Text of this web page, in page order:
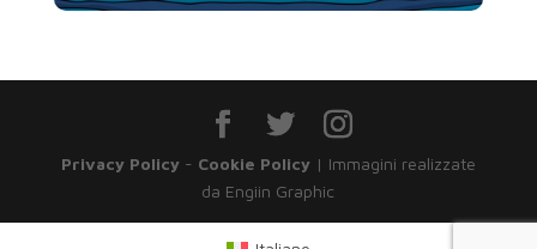
Privacy Policy- Cookie Policy| Immagini realizzate
da Engiin Graphic